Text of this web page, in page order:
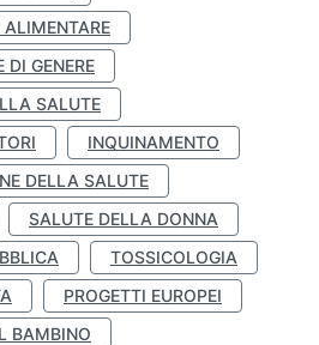
DI GENERE
SALUTE
INQUINAMENTO
DELLA SALUTE
SALUTE DELLA DONNA
TOSSICOLOGIA
PROGETTI EUROPEI
BAMBINO